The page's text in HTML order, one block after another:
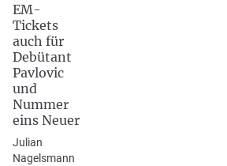
EM-
Tickets
auch für
Debütant
Pavlovic
und
Nummer
eins Neuer
Julian
Nagelsmann